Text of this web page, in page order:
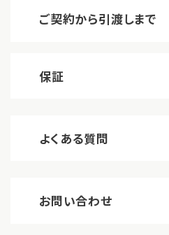
ご契約から引渡しまで
保証
よくある質問
お問い合わせ